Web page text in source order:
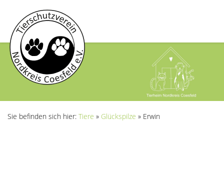
Sie befinden sich hier: Tiere » Glückspilze » Erwin